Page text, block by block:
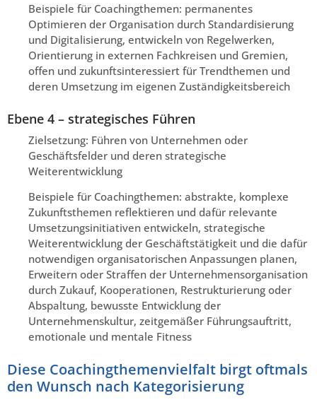
Beispiele für Coachingthemen: permanentes
Optimieren der Organisation durch Standardisierung
und Digitalisierung, entwickeln von Regelwerken,
Orientierung in externen Fachkreisen und Gremien,
offen und zukunftsinteressiert für Trendthemen und
deren Umsetzung im eigenen Zuständigkeitsbereich
Ebene 4 – strategisches Führen
Zielsetzung: Führen von Unternehmen oder
Geschäftsfelder und deren strategische
Weiterentwicklung
Beispiele für Coachingthemen: abstrakte, komplexe
Zukunftsthemen reflektieren und dafür relevante
Umsetzungsinitiativen entwickeln, strategische
Weiterentwicklung der Geschäftstätigkeit und die dafür
notwendigen organisatorischen Anpassungen planen,
Erweitern oder Straffen der Unternehmensorganisation
durch Zukauf, Kooperationen, Restrukturierung oder
Abspaltung, bewusste Entwicklung der
Unternehmenskultur, zeitgemäßer Führungsauftritt,
emotionale und mentale Fitness
Diese Coachingthemenvielfalt birgt oftmals
den Wunsch nach Kategorisierung